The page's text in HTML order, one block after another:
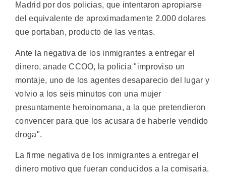
Madrid por dos policias, que intentaron apropiarse
del equivalente de aproximadamente 2.000 dolares
que portaban, producto de las ventas.
Ante la negativa de los inmigrantes a entregar el
dinero, anade CCOO, la policia "improviso un
montaje, uno de los agentes desaparecio del lugar y
volvio a los seis minutos con una mujer
presuntamente heroinomana, a la que pretendieron
convencer para que los acusara de haberle vendido
droga".
La firme negativa de los inmigrantes a entregar el
dinero motivo que fueran conducidos a la comisaria.